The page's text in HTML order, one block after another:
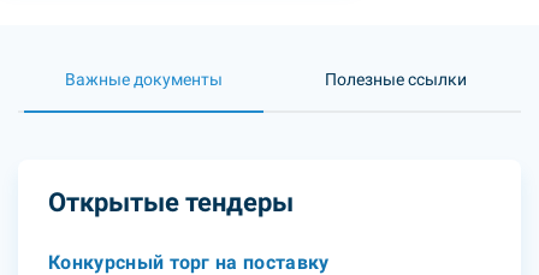
Важные документы Полезные ссылки
Открытые тендеры
Конкурсный торг на поставку